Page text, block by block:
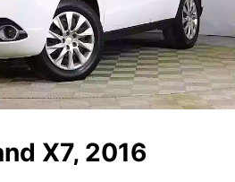
X7, 2016